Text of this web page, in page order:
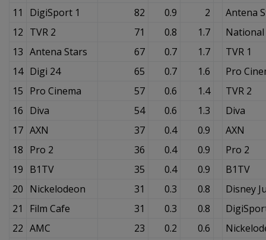
11
DigiSport 1 82 0.9 2
Antena
12 TVR 2 71 0.8 1.7
National
13 Antena Stars 67 0.7 1.7
TVR 1
14 Digi 24 65 0.7 1.6
Pro
15 Pro Cinema 57 0.6 1.4
TVR 2
16 Diva 54 0.6 1.3
Diva
17 AXN 37 0.4 0.9
AXN
18 Pro 2 36 0.4 0.9
Pro 2
19 B1TV 35 0.4 0.9
B1TV
20 Nickelodeon 31 0.3 0.8
Disney
21
Film Cafe 31 0.3 0.8
22 AMC 23 0.2 0.6